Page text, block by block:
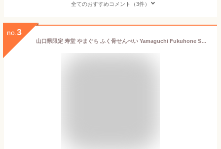
全てのおすすめコメント（3件）
no. 3
山口県限定 寿堂 やまぐち ふく骨せんべい Yamaguchi Fukuhone Senbei 煎餅 30枚入